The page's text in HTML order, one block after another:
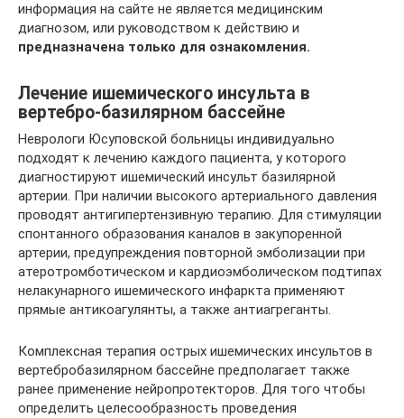
информация на сайте не является медицинским
диагнозом, или руководством к действию и
предназначена только для ознакомления.
Лечение ишемического инсульта в
вертебро-базилярном бассейне
Неврологи Юсуповской больницы индивидуально
подходят к лечению каждого пациента, у которого
диагностируют ишемический инсульт базилярной
артерии. При наличии высокого артериального давления
проводят антигипертензивную терапию. Для стимуляции
спонтанного образования каналов в закупоренной
артерии, предупреждения повторной эмболизации при
атеротромботическом и кардиоэмболическом подтипах
нелакунарного ишемического инфаркта применяют
прямые антикоагулянты, а также антиагреганты.
Комплексная терапия острых ишемических инсультов в
вертебробазилярном бассейне предполагает также
ранее применение нейропротекторов. Для того чтобы
определить целесообразность проведения